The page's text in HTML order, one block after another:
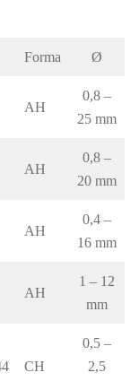
Forma Ø
AH
0,8 –
25 mm
AH
0,8 –
20 mm
AH
0,4 –
16 mm
AH
1 – 12
mm
CH
0,5 –
2,5